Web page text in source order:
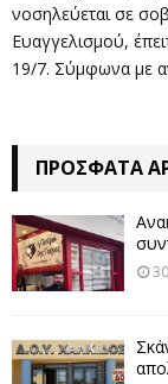
νοσηλεύεται σε
Ευαγγελισμού,
19/7. Σύμφωνα με
ΠΡΌΣΦΑΤΑ